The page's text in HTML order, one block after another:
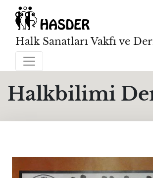
Halk Sanatları Vakfı ve
Halkbilimi